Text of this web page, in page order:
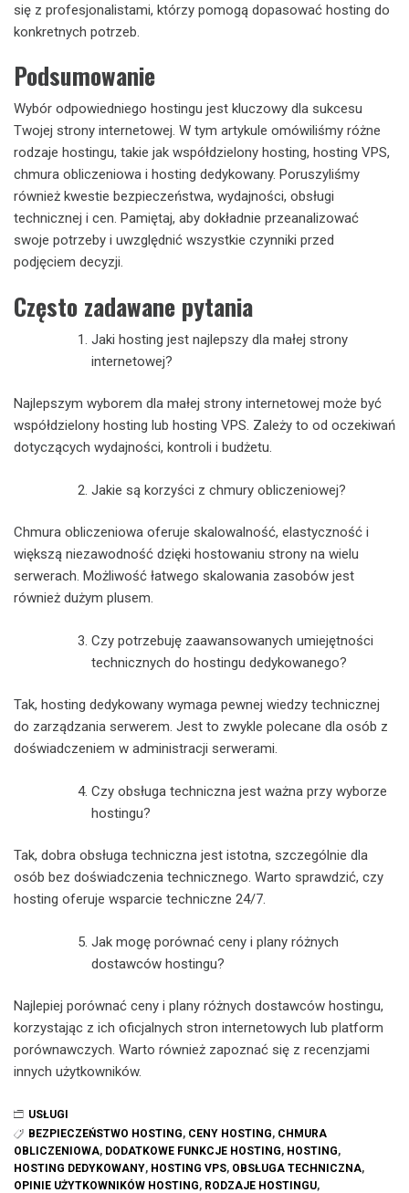
się z profesjonalistami, którzy pomogą dopasować hosting do
konkretnych potrzeb.
Podsumowanie
Wybór odpowiedniego hostingu jest kluczowy dla sukcesu
Twojej strony internetowej. W tym artykule omówiliśmy różne
rodzaje hostingu, takie jak współdzielony hosting, hosting VPS,
chmura obliczeniowa i hosting dedykowany. Poruszyliśmy
również kwestie bezpieczeństwa, wydajności, obsługi
technicznej i cen. Pamiętaj, aby dokładnie przeanalizować
swoje potrzeby i uwzględnić wszystkie czynniki przed
podjęciem decyzji.
Często zadawane pytania
Jaki hosting jest najlepszy dla małej strony
internetowej?
Najlepszym wyborem dla małej strony internetowej może być
współdzielony hosting lub hosting VPS. Zależy to od oczekiwań
dotyczących wydajności, kontroli i budżetu.
Jakie są korzyści z chmury obliczeniowej?
Chmura obliczeniowa oferuje skalowalność, elastyczność i
większą niezawodność dzięki hostowaniu strony na wielu
serwerach. Możliwość łatwego skalowania zasobów jest
również dużym plusem.
Czy potrzebuję zaawansowanych umiejętności
technicznych do hostingu dedykowanego?
Tak, hosting dedykowany wymaga pewnej wiedzy technicznej
do zarządzania serwerem. Jest to zwykle polecane dla osób z
doświadczeniem w administracji serwerami.
Czy obsługa techniczna jest ważna przy wyborze
hostingu?
Tak, dobra obsługa techniczna jest istotna, szczególnie dla
osób bez doświadczenia technicznego. Warto sprawdzić, czy
hosting oferuje wsparcie techniczne 24/7.
Jak mogę porównać ceny i plany różnych
dostawców hostingu?
Najlepiej porównać ceny i plany różnych dostawców hostingu,
korzystając z ich oficjalnych stron internetowych lub platform
porównawczych. Warto również zapoznać się z recenzjami
innych użytkowników.
USŁUGI
BEZPIECZEŃSTWO HOSTING, CENY HOSTING, CHMURA
OBLICZENIOWA, DODATKOWE FUNKCJE HOSTING, HOSTING,
HOSTING DEDYKOWANY, HOSTING VPS, OBSŁUGA TECHNICZNA,
OPINIE UŻYTKOWNIKÓW HOSTING, RODZAJE HOSTINGU,